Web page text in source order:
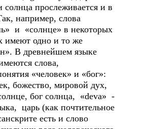
солнца прослеживается и в
например, слова
и «солнце» в некоторых
имеют одно и то же
В древнейшем языке
слова,
«человек» и «бог»:
божество, мировой дух,
бог солнца, «deva» -
царь (как почтительное
есть и слово